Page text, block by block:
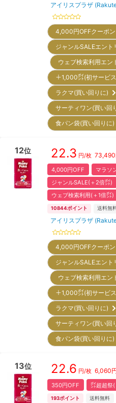
アイリスプラザ
4,000円OFFクーポン
ジャンルSALEエン
ウェブ検索利用エ
＋1,000㌽(初サービ
ラクマ(買い回りに)
サーティワン(買い
食パン袋(買い回り
12位 22.3 円/枚 73,490
4,000円OFF
マラソ
ジャンルSALE(＋2倍㌽)
ウェブ検索利用(＋1倍㌽)
10844ポイント 送料無
アイリスプラザ
4,000円OFFクーポン
ジャンルSALEエン
ウェブ検索利用エ
＋1,000㌽(初サービ
ラクマ(買い回りに)
サーティワン(買い
食パン袋(買い回り
13位 22.6 円/枚 6,060
350円OFF ㌽超超祭
193ポイント 送料無料